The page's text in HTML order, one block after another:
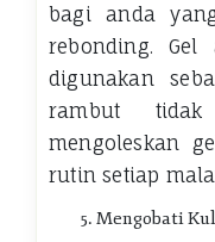
bagi anda
rebonding.
digunakan
rambut
mengoleskan
rutin setiap
Mengobati